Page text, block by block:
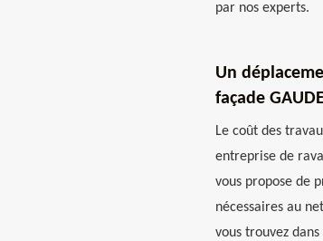
par nos experts.
Un
façade
Le coût des
entreprise de
vous propose de
nécessaires au
vous trouvez